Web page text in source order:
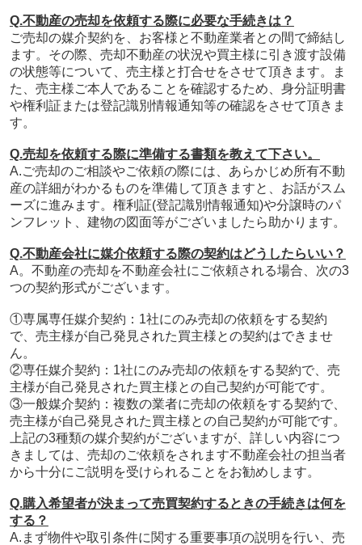
Q.不動産の売却を依頼する際に必要な手続きは？
ご売却の媒介契約を、お客様と不動産業者との間で締結し
ます。その際、売却不動産の状況や買主様に引き渡す設備
の状態等について、売主様と打合せをさせて頂きます。ま
た、売主様ご本人であることを確認するため、身分証明書
や権利証または登記識別情報通知等の確認をさせて頂きま
す。
Q.売却を依頼する際に準備する書類を教えて下さい。
A.ご売却のご相談やご依頼の際には、あらかじめ所有不動
産の詳細がわかるものを準備して頂きますと、お話がスム
ーズに進みます。権利証(登記識別情報通知)や分譲時のパ
ンフレット、建物の図面等がございましたら助かります。
Q.不動産会社に媒介依頼する際の契約はどうしたらいい？
A。不動産の売却を不動産会社にご依頼される場合、次の3
つの契約形式がございます。
①専属専任媒介契約： 1社にのみ売却の依頼をする契約
で、売主様が自己発見された買主様との契約はできませ
ん。
②専任媒介契約： 1社にのみ売却の依頼をする契約で、売
主様が自己発見された買主様との自己契約が可能です。
③一般媒介契約： 複数の業者に売却の依頼をする契約で、
売主様が自己発見された買主様との自己契約が可能です。
上記の3種類の媒介契約がございますが、詳しい内容につ
きましては、売却のご依頼をされます不動産会社の担当者
から十分にご説明を受けられることをお勧めします。
Q.購入希望者が決まって売買契約するときの手続きは何を
する？
A.まず物件や取引条件に関する重要事項の説明を行い、売